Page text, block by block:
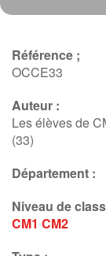
Référence ;
OCCE33
Auteur :
Les élèves de
(33)
Département :
Niveau de
CM1 CM2